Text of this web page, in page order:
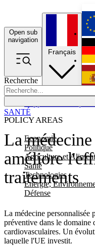
Open sub
navigation
Recherche
POLICY AREAS
Economie
Politique
Agriculture et
Santé
Technologies
Energie,
Défense
Français
La
améliore
traitements
La médecine personnalisée
préventive dans le domaine
cardiovasculaires. Un
laquelle l'UE investit.
SANTÉ